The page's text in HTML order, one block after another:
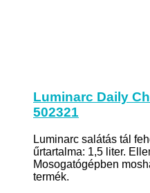
Luminarc Daily
502321
Luminarc salátás tál
űrtartalma: 1,5 liter.
Mosogatógépben
termék.